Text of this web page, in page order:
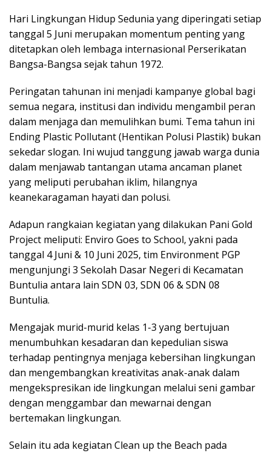
Hari Lingkungan Hidup Sedunia yang diperingati setiap
tanggal 5 Juni merupakan momentum penting yang
ditetapkan oleh lembaga internasional Perserikatan
Bangsa-Bangsa sejak tahun 1972.
Peringatan tahunan ini menjadi kampanye global bagi
semua negara, institusi dan individu mengambil peran
dalam menjaga dan memulihkan bumi. Tema tahun ini
Ending Plastic Pollutant (Hentikan Polusi Plastik) bukan
sekedar slogan. Ini wujud tanggung jawab warga dunia
dalam menjawab tantangan utama ancaman planet
yang meliputi perubahan iklim, hilangnya
keanekaragaman hayati dan polusi.
Adapun rangkaian kegiatan yang dilakukan Pani Gold
Project meliputi: Enviro Goes to School, yakni pada
tanggal 4 Juni & 10 Juni 2025, tim Environment PGP
mengunjungi 3 Sekolah Dasar Negeri di Kecamatan
Buntulia antara lain SDN 03, SDN 06 & SDN 08
Buntulia.
Mengajak murid-murid kelas 1-3 yang bertujuan
menumbuhkan kesadaran dan kepedulian siswa
terhadap pentingnya menjaga kebersihan lingkungan
dan mengembangkan kreativitas anak-anak dalam
mengekspresikan ide lingkungan melalui seni gambar
dengan menggambar dan mewarnai dengan
bertemakan lingkungan.
Selain itu ada kegiatan Clean up the Beach pada